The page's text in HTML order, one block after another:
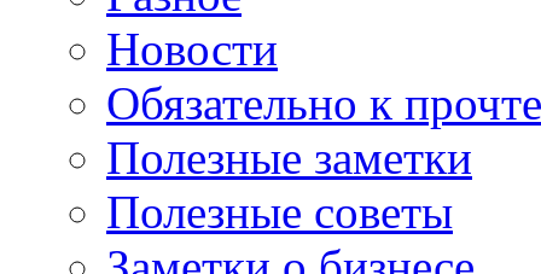
Новости
Обязательно к
Полезные заметки
Полезные советы